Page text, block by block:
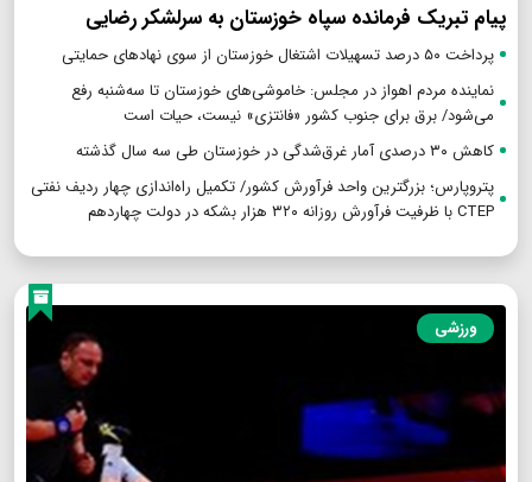
پیام تبریک فرمانده سپاه خوزستان به سرلشکر رضایی
پرداخت ۵۰ درصد تسهیلات اشتغال خوزستان از سوی نهادهای حمایتی
نماینده مردم اهواز در مجلس: خاموشی‌های خوزستان تا سه‌شنبه رفع
می‌شود/ برق برای جنوب کشور «فانتزی» نیست، حیات است
کاهش ۳۰ درصدی آمار غرق‌شدگی در خوزستان طی سه سال گذشته
پتروپارس؛ بزرگترین واحد فرآورش کشور/ تکمیل راه‌اندازی چهار ردیف نفتی
CTEP با ظرفیت فرآورش روزانه ۳۲۰ هزار بشکه در دولت چهاردهم
ورزشی